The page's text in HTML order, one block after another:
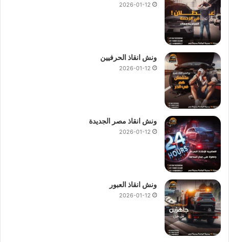
2026-01-12
ونش انقاذ الحرفيين
2026-01-12
ونش انقاذ مصر الجديدة
2026-01-12
ونش انقاذ العبور
2026-01-12